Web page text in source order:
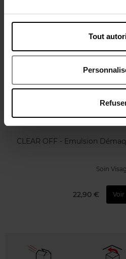
Tout
Vous
CLEAR OFF - Emulsion
Soin
22,90 € Voir